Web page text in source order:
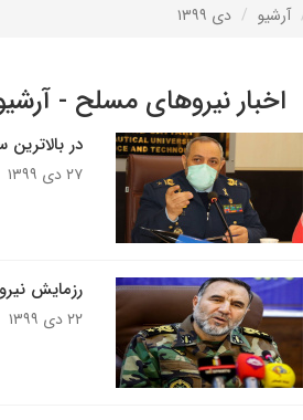
آرشیو دی ۱۳۹۹
اخبار نیروهای مسلح -
در
۲۷ دی ۱۳۹۹
رزمایش
۲۲ دی ۱۳۹۹